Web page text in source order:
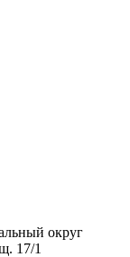
округ
17/1